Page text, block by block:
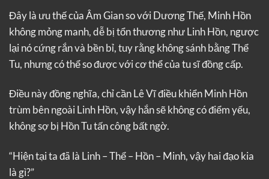
Đây là ưu thế của Âm Gian so với Dương Thế, Minh Hồn
không mỏng manh, dễ bị tổn thương như Linh Hồn, ngược
lại nó cứng rắn và bền bỉ, tuy rằng không sánh bằng Thể
Tu, nhưng có thể so được với cơ thể của tu sĩ đồng cấp.
Điều này đồng nghĩa, chỉ cần Lê Vĩ điều khiển Minh Hồn
trùm bên ngoài Linh Hồn, vậy hắn sẽ không có điểm yếu,
không sợ bị Hồn Tu tấn công bất ngờ.
“Hiện tại ta đã là Linh – Thể – Hồn – Minh, vậy hai đạo kia
là gì?”